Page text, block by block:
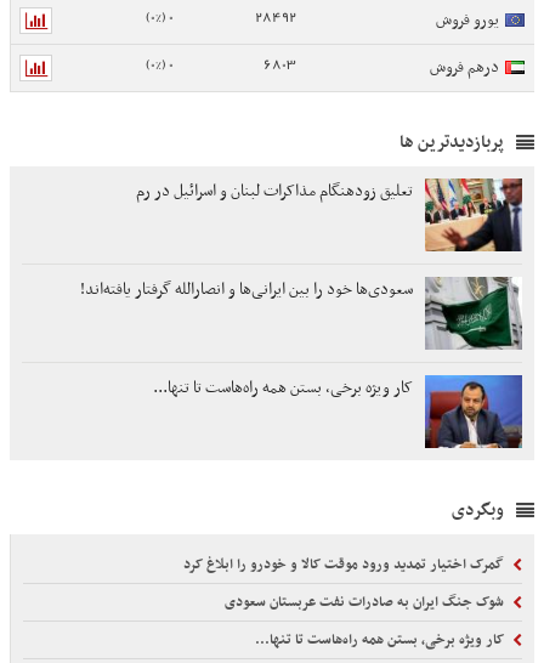
یورو فروش 28492
0 (0%)
درهم فروش 6803
0 (0%)
پربازدیدترین ها
تعلیق زودهنگام مذاکرات لبنان و اسرائیل در رم
سعودی‌ها خود را بین ایرانی‌ها و انصارالله گرفتار یافته‌اند!
کار ویژه برخی، بستن همه راه‌هاست تا تنها...
وبگردی
گمرک اختیار تمدید ورود موقت کالا و خودرو را ابلاغ کرد
شوک جنگ ایران به صادرات نفت عربستان سعودی
کار ویژه برخی، بستن همه راه‌هاست تا تنها...